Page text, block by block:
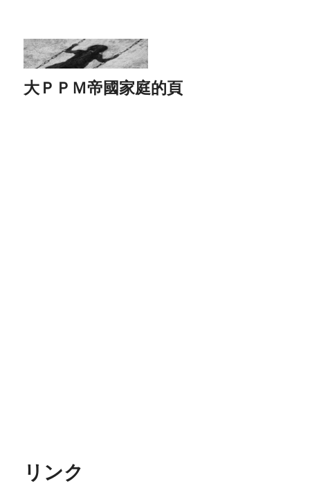
大ＰＰＭ帝國家庭的頁
リンク